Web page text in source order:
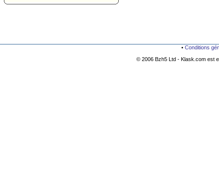
• Conditions
© 2006 Bzh5 Ltd - Klask.com est